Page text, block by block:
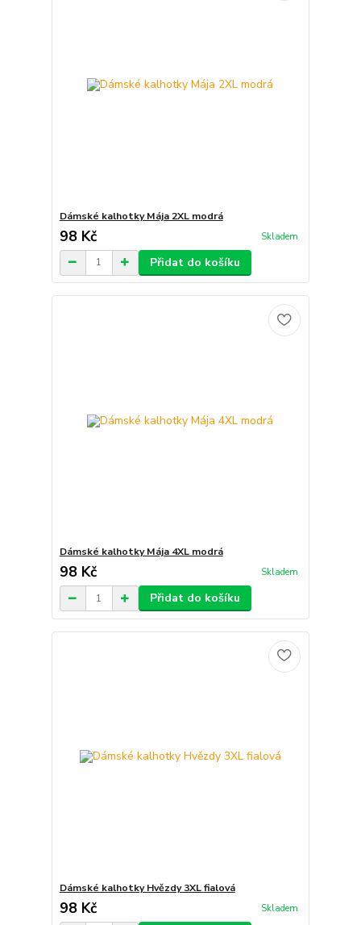
Dámské kalhotky Mája 2XL modrá
98 Kč Skladem
Přidat do košíku
Dámské kalhotky Mája 4XL modrá
98 Kč Skladem
Přidat do košíku
Dámské kalhotky Hvězdy 3XL fialová
98 Kč Skladem